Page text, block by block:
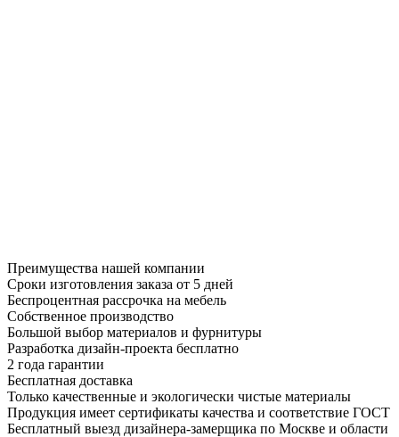
Преимущества нашей компании
Сроки изготовления заказа от 5 дней
Беспроцентная рассрочка на мебель
Собственное производство
Большой выбор материалов и фурнитуры
Разработка дизайн-проекта бесплатно
2 года гарантии
Бесплатная доставка
Только качественные и экологически чистые материалы
Продукция имеет сертификаты качества и соответствие ГОСТ
Бесплатный выезд дизайнера-замерщика по Москве и области